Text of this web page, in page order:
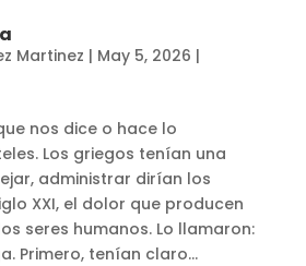
Martinez | May 5, 2026 |
nos dice o hace lo
Los griegos tenían una
administrar dirían los
XXI, el dolor que producen
seres humanos. Lo llamaron:
Primero, tenían claro...